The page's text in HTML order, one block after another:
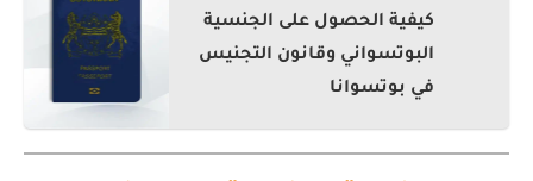
كيفية الحصول على الجنسية
البوتسواني وقانون التجنيس
في بوتسوانا